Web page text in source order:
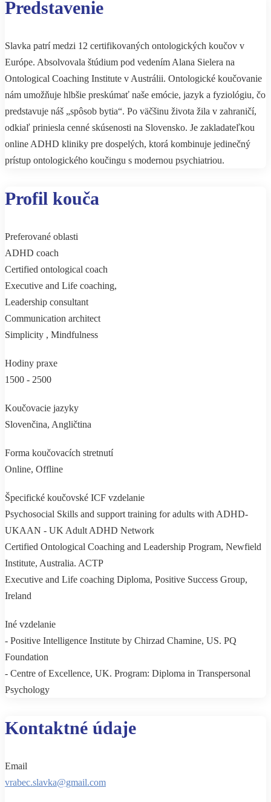
Predstavenie
Slavka patrí medzi 12 certifikovaných ontologických koučov v
Európe. Absolvovala štúdium pod vedením Alana Sielera na
Ontological Coaching Institute v Austrálii. Ontologické koučovanie
nám umožňuje hlbšie preskúmať naše emócie, jazyk a fyziológiu, čo
predstavuje náš „spôsob bytia“. Po väčšinu života žila v zahraničí,
odkiaľ priniesla cenné skúsenosti na Slovensko. Je zakladateľkou
online ADHD kliniky pre dospelých, ktorá kombinuje jedinečný
prístup ontologického koučingu s modernou psychiatriou.
Profil kouča
Preferované oblasti
ADHD coach
Certified ontological coach
Executive and Life coaching,
Leadership consultant
Communication architect
Simplicity , Mindfulness
Hodiny praxe
1500 - 2500
Koučovacie jazyky
Slovenčina, Angličtina
Forma koučovacích stretnutí
Online, Offline
Špecifické koučovské ICF vzdelanie
Psychosocial Skills and support training for adults with ADHD-
UKAAN - UK Adult ADHD Network
Certified Ontological Coaching and Leadership Program, Newfield
Institute, Australia. ACTP
Executive and Life coaching Diploma, Positive Success Group,
Ireland
Iné vzdelanie
- Positive Intelligence Institute by Chirzad Chamine, US. PQ
Foundation
- Centre of Excellence, UK. Program: Diploma in Transpersonal
Psychology
Kontaktné údaje
Email
vrabec.slavka@gmail.com